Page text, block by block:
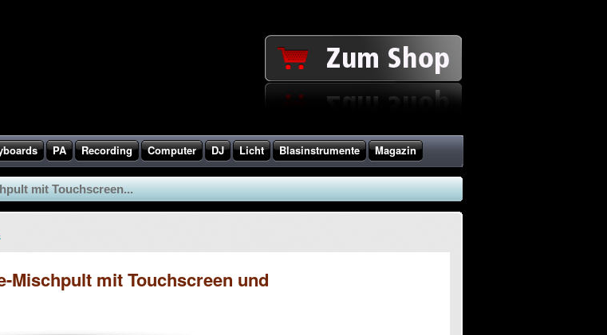
PA Recording Computer DJ Licht Blasinstrumente Magazin
mit Touchscreen...
Mischpult mit Touchscreen und